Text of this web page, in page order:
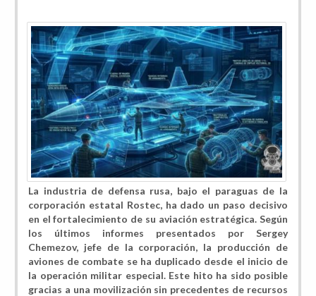
La industria de defensa rusa, bajo el paraguas de la
corporación estatal Rostec, ha dado un paso decisivo
en el fortalecimiento de su aviación estratégica. Según
los últimos informes presentados por Sergey
Chemezov, jefe de la corporación, la producción de
aviones de combate se ha duplicado desde el inicio de
la operación militar especial. Este hito ha sido posible
gracias a una movilización sin precedentes de recursos